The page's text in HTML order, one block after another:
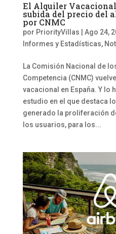
El Alquiler
subida del precio del
por CNMC
por PriorityVillas Ago 24,
Informes y Estadísticas,
La Comisión Nacional de
Competencia (CNMC)
vacacional en España. Y lo
estudio en el que destaca
generado la proliferación
los usuarios, para los...